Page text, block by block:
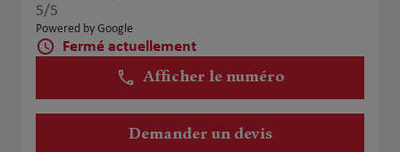
5/5
Powered by Google
Fermé actuellement
Afficher le numéro
Demander un devis